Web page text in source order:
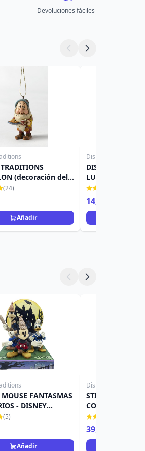
Devoluciones fáciles
(decoración del
(24)
Añadir
Disney Traditions
DISNEY
LUMIERE
árbol)
14,90 €
FANTASMAS
- DISNEY
(5)
Añadir
Disney Traditions
STITCH COMO
CON JACK-O-
DISNEY
39,90 €